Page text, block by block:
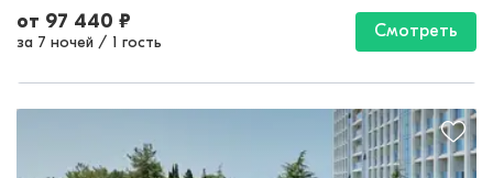
от 97 440 ₽
за 7 ночей / 1 гость
Смотреть